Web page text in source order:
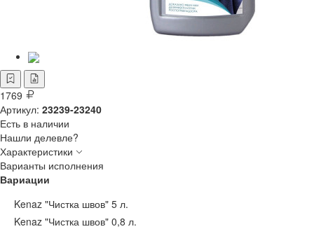
1769
Артикул: 23239-23240
Есть в наличии
Нашли делевле?
Характеристики
Варианты исполнения
Вариации
Kenaz "Чистка швов" 5 л.
Kenaz "Чистка швов" 0,8 л.